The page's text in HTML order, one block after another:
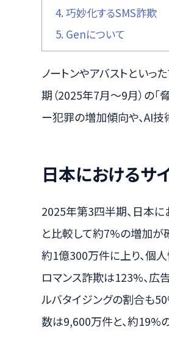
4. 巧妙化するSMS詐欺
5. Genについて
ノートンやアバストといっ
期（2025年7月～9月）の「
ー犯罪の増加傾向や、AI
日本におけるサ
2025年第3四半期、日本
と比較して約7%の増加が
約1億300万件に上り、個
ロマンス詐欺は123%、広
ルバタイジングの割合も
数は9,600万件と、約19%